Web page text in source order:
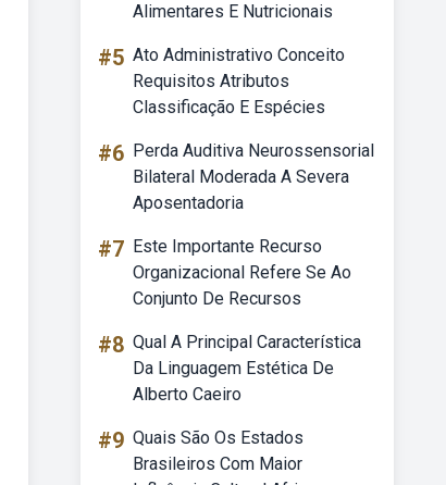
Alimentares E Nutricionais
#5 Ato Administrativo Conceito
Requisitos Atributos
Classificação E Espécies
#6 Perda Auditiva Neurossensorial
Bilateral Moderada A Severa
Aposentadoria
#7 Este Importante Recurso
Organizacional Refere Se Ao
Conjunto De Recursos
#8 Qual A Principal Característica
Da Linguagem Estética De
Alberto Caeiro
#9 Quais São Os Estados
Brasileiros Com Maior